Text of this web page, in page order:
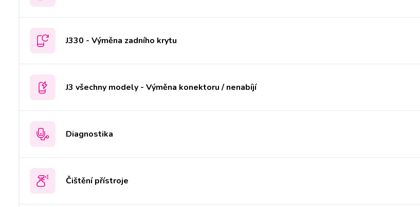
J330 - Výměna zadního krytu
J3 všechny modely - Výměna konektoru / nenabíjí
Diagnostika
Čištění přístroje